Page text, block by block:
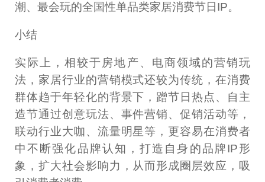
潮、最会玩的全国性单品类家居消费节日IP。
小结
实际上，相较于房地产、电商领域的营销玩
法，家居行业的营销模式还较为传统，在消费
群体趋于年轻化的背景下，蹭节日热点、自主
造节通过创意玩法、事件营销、促销活动等，
联动行业大咖、流量明星等，更容易在消费者
中不断强化品牌认知，打造自身的品牌IP形
象，扩大社会影响力，从而形成圈层效应，吸